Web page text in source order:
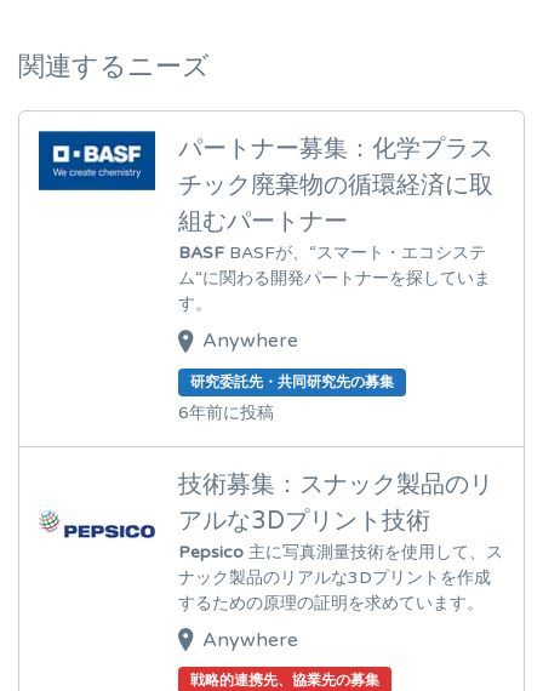
関連するニーズ
パートナー募集：化学プラス
チック廃棄物の循環経済に取
組むパートナー
BASF BASFが、“スマート・エコシステ
ム“に関わる開発パートナーを探していま
す。
Anywhere
研究委託先・共同研究先の募集
6年前に投稿
技術募集：スナック製品のリ
アルな3Dプリント技術
Pepsico 主に写真測量技術を使用して、ス
ナック製品のリアルな3Dプリントを作成
するための原理の証明を求めています。
Anywhere
戦略的連携先、協業先の募集